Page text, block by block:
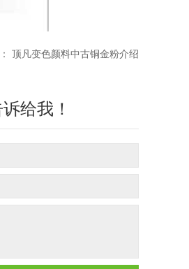
顶凡变色颜料中古铜金粉介绍
给我！